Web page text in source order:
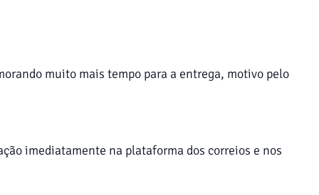
muito mais tempo para a entrega, motivo pelo
imediatamente na plataforma dos correios e nos